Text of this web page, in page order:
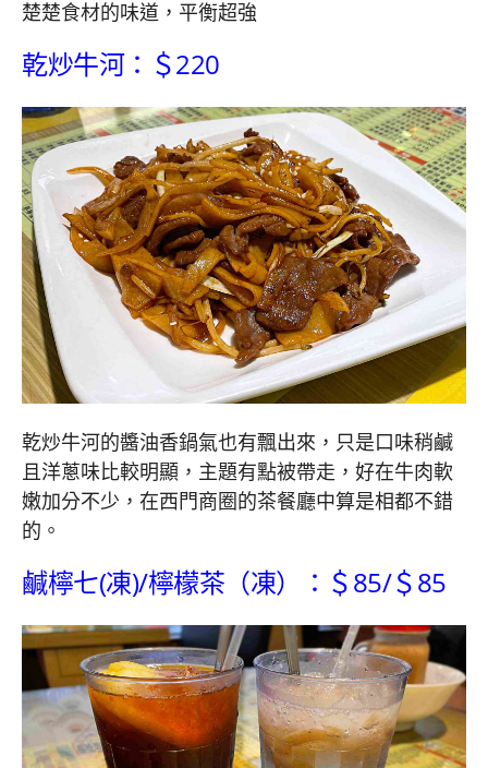
楚楚食材的味道，平衡超強
乾炒牛河：＄220
乾炒牛河的醬油香鍋氣也有飄出來，只是口味稍鹹
且洋蔥味比較明顯，主題有點被帶走，好在牛肉軟
嫩加分不少，在西門商圈的茶餐廳中算是相都不錯
的。
鹹檸七(凍)/檸檬茶（凍）：＄85/＄85